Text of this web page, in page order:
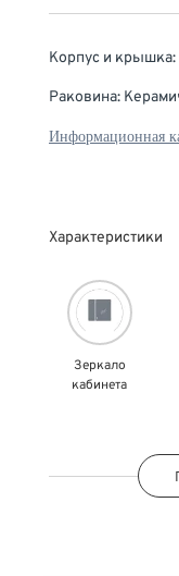
Корпус и
Раковина:
Информационная
Характеристики
Зеркало
кабинета